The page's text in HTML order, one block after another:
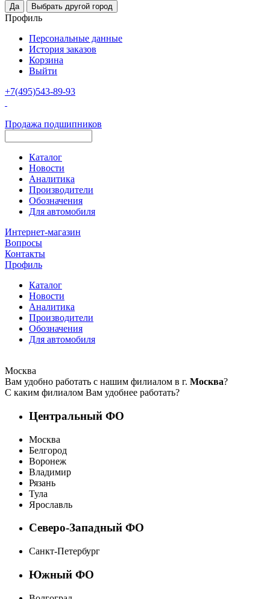
Профиль
Персональные данные
История заказов
Корзина
Выйти
+7(495)543-89-93
Продажа подшипников
Каталог
Новости
Аналитика
Производители
Обозначения
Для автомобиля
Интернет-магазин
Вопросы
Контакты
Профиль
Каталог
Новости
Аналитика
Производители
Обозначения
Для автомобиля
Москва
Вам удобно работать с нашим филиалом в г. Москва?
С каким филиалом Вам удобнее работать?
Центральный ФО
Москва
Белгород
Воронеж
Владимир
Рязань
Тула
Ярославль
Северо-Западный ФО
Санкт-Петербург
Южный ФО